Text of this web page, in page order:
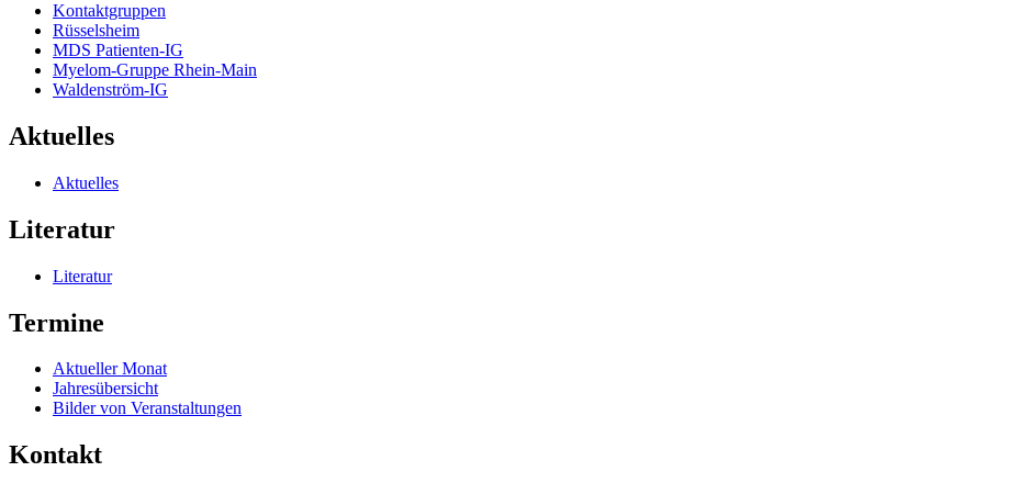
Kontaktgruppen
Rüsselsheim
MDS Patienten-IG
Myelom-Gruppe Rhein-Main
Waldenström-IG
Aktuelles
Aktuelles
Literatur
Literatur
Termine
Aktueller Monat
Jahresübersicht
Bilder von Veranstaltungen
Kontakt